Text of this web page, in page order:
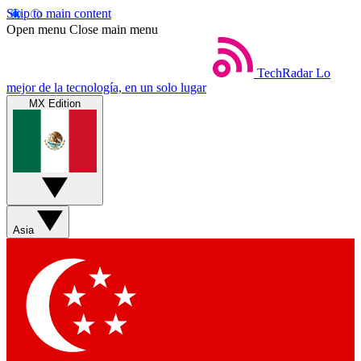
Skip to main content
Open menu Close main menu
TechRadar Lo
mejor de la tecnología, en un solo lugar
MX Edition
Asia